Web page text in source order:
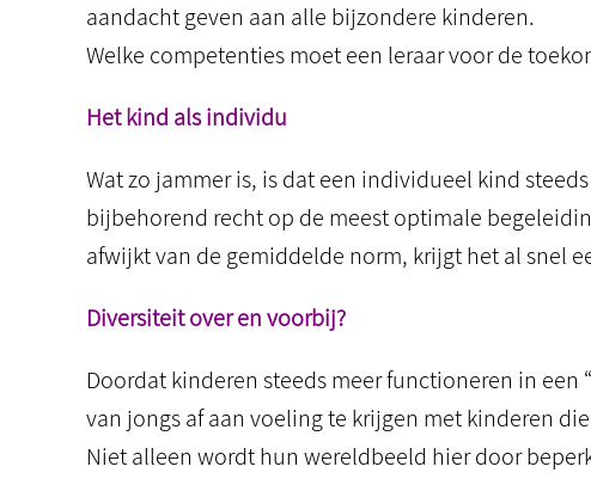
aandacht geven aan alle bijzondere kinderen.
Welke competenties moet een leraar voor de
Het kind als individu
Wat zo jammer is, is dat een individueel kind
bijbehorend recht op de meest optimale
afwijkt van de gemiddelde norm, krijgt het al snel
Diversiteit over en voorbij?
Doordat kinderen steeds meer functioneren in
van jongs af aan voeling te krijgen met kinderen
Niet alleen wordt hun wereldbeeld hier door